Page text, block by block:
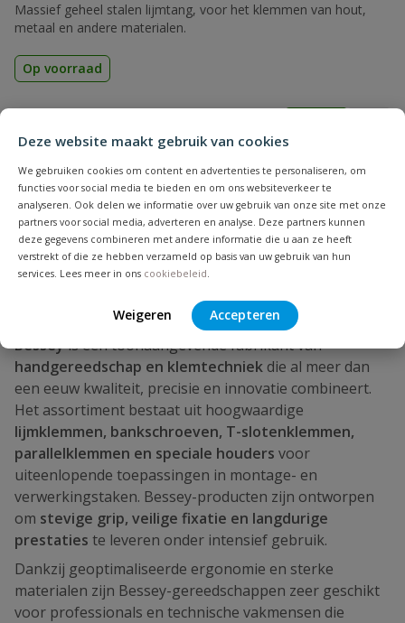
Deze website maakt gebruik van cookies
We gebruiken cookies om content en advertenties te personaliseren, om
functies voor social media te bieden en om ons websiteverkeer te
analyseren. Ook delen we informatie over uw gebruik van onze site met onze
partners voor social media, adverteren en analyse. Deze partners kunnen
deze gegevens combineren met andere informatie die u aan ze heeft
verstrekt of die ze hebben verzameld op basis van uw gebruik van hun
services. Lees meer in ons cookiebeleid
Weigeren Accepteren
Massief geheel stalen lijmtang, voor het klemmen van hout,
metaal en andere materialen.
Op voorraad
€26,66
2producten Toon
Besseyis een toonaangevende fabrikant van
handgereedschap en klemtechniek die al meer dan
een eeuw kwaliteit, precisie en innovatie combineert.
Het assortiment bestaat uit hoogwaardige
lijmklemmen, bankschroeven, T-sloten­klemmen,
parallelklemmen en speciale houders voor
uiteenlopende toepassingen in montage- en
verwerkingstaken. Bessey-producten zijn ontworpen
om stevige grip, veilige fixatie en langdurige
prestaties te leveren onder intensief gebruik.
Dankzij geoptimaliseerde ergonomie en sterke
materialen zijn Bessey-gereedschappen zeer geschikt
voor professionals en technische vakmensen die